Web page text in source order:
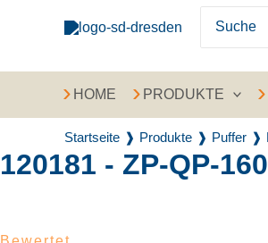
HOME PRODUKTE
Startseite Produkte Puffer
120181 - ZP-QP-
Recently Viewed Products